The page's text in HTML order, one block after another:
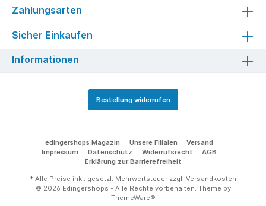
Zahlungsarten
Sicher Einkaufen
Informationen
Bestellung widerrufen
edingershops Magazin Unsere Filialen
Versand
Impressum
Datenschutz Widerrufsrecht
AGB
Erklärung zur Barrierefreiheit
* Alle Preise inkl. gesetzl. Mehrwertsteuer zzgl. Versandkosten
© 2026 Edingershops - Alle Rechte vorbehalten. Theme by
ThemeWare®